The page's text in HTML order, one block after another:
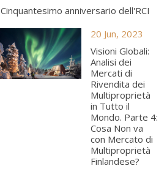
Cinquantesimo anniversario dell'RCI
20 Jun, 2023
Visioni Globali:
Analisi dei
Mercati di
Rivendita dei
Multiproprietà
in Tutto il
Mondo. Parte 4:
Cosa Non va
con Mercato di
Multiproprietà
Finlandese?